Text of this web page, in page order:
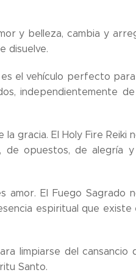
y belleza, cambia y
disuelve.
es el vehículo perfecto
independientemente
gracia. El Holy Fire Reiki
de opuestos, de alegría y
amor. El Fuego Sagrado
espiritual que existe
limpiarse del cansancio
Santo.